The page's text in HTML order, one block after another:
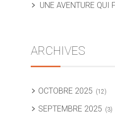
UNE AVENTURE QUI
ARCHIVES
OCTOBRE 2025 (12)
SEPTEMBRE 2025 (3)